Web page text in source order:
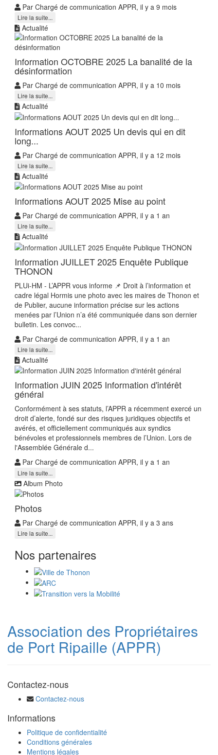
Par Chargé de communication APPR, il y a 9 mois
Lire la suite...
Actualité
Information OCTOBRE 2025 La banalité de la
désinformation
Par Chargé de communication APPR, il y a 10 mois
Lire la suite...
Actualité
Informations AOUT 2025 Un devis qui en dit
long...
Par Chargé de communication APPR, il y a 12 mois
Lire la suite...
Actualité
Informations AOUT 2025 Mise au point
Par Chargé de communication APPR, il y a 1 an
Lire la suite...
Actualité
Information JUILLET 2025 Enquête Publique
THONON
PLUi-HM - L’APPR vous informe 📌 Droit à l’information et
cadre légal Hormis une photo avec les maires de Thonon et
de Publier, aucune information précise sur les actions
menées par l’Union n’a été communiquée dans son dernier
bulletin. Les convoc...
Par Chargé de communication APPR, il y a 1 an
Lire la suite...
Actualité
Information JUIN 2025 Information d'intérêt
général
Conformément à ses statuts, l’APPR a récemment exercé un
droit d’alerte, fondé sur des risques juridiques objectifs et
avérés, et officiellement communiqués aux syndics
bénévoles et professionnels membres de l’Union. Lors de
l'Assemblée Générale d...
Par Chargé de communication APPR, il y a 1 an
Lire la suite...
Album Photo
Photos
Par Chargé de communication APPR, il y a 3 ans
Lire la suite...
Nos partenaires
Association des Propriétaires
de Port Ripaille (APPR)
Contactez-nous
Contactez-nous
Informations
Politique de confidentialité
Conditions générales
Mentions légales